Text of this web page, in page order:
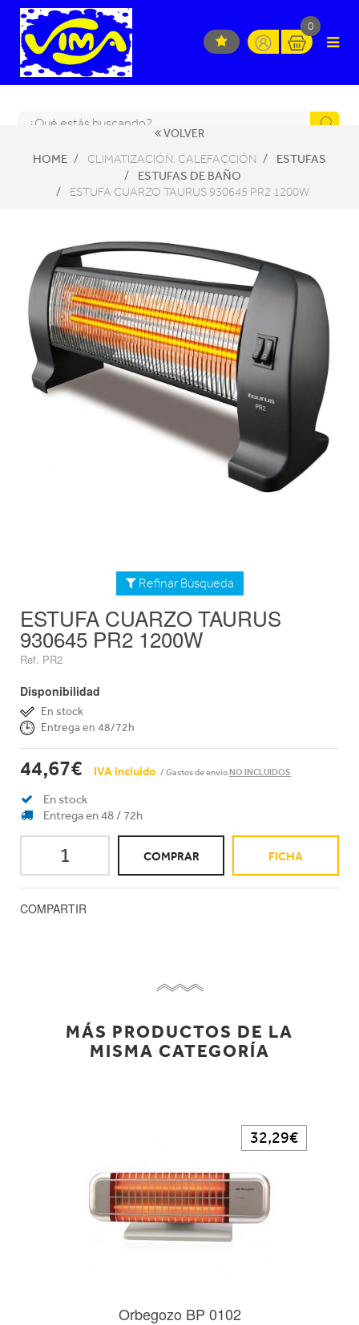
0
VOLVER
HOME CLIMATIZACIÓN, CALEFACCIÓN
ESTUFAS
ESTUFAS DE BAÑO
ESTUFA CUARZO TAURUS 930645 PR2 1200W
Refinar Búsqueda
ESTUFA CUARZO TAURUS
930645 PR2 1200W
Ref. PR2
Disponibilidad
En stock
Entrega en 48/72h
44,67€ IVA incluido / Gastos de envíoNO INCLUIDOS
En stock
Entrega en 48 / 72h
COMPRAR FICHA
COMPARTIR
MÁS PRODUCTOS DE LA
MISMA CATEGORÍA
Orbegozo BP 0102
32,29€